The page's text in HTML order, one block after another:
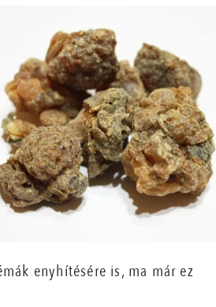
enyhítésére is, ma már ez